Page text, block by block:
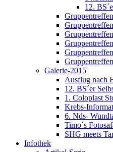
12.
Galerie-2015
Ausflug nach
12. BS´er
1. Coloplast
Krebs-
6. Nds-
Timo´s
SHG meets
Infothek